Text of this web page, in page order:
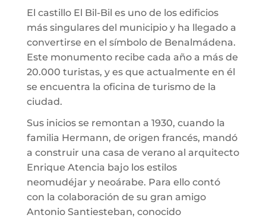
El castillo El Bil-Bil es uno de los edificios
más singulares del municipio y ha llegado a
convertirse en el símbolo de Benalmádena.
Este monumento recibe cada año a más de
20.000 turistas, y es que actualmente en él
se encuentra la oficina de turismo de la
ciudad.
Sus inicios se remontan a 1930, cuando la
familia Hermann, de origen francés, mandó
a construir una casa de verano al arquitecto
Enrique Atencia bajo los estilos
neomudéjar y neoárabe. Para ello contó
con la colaboración de su gran amigo
Antonio Santiesteban, conocido